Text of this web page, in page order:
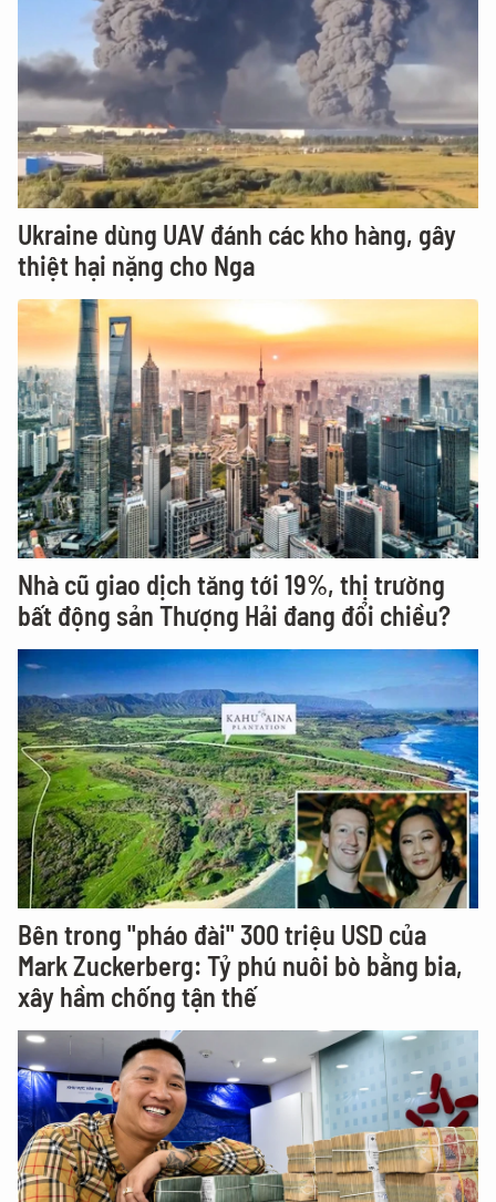
Ukraine dùng UAV đánh các kho hàng, gây
thiệt hại nặng cho Nga
Nhà cũ giao dịch tăng tới 19%, thị trường
bất động sản Thượng Hải đang đổi chiều?
Bên trong "pháo đài" 300 triệu USD của
Mark Zuckerberg: Tỷ phú nuôi bò bằng bia,
xây hầm chống tận thế